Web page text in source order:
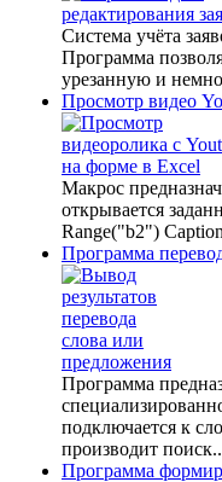
Система учёта
Программа
урезанную и
Просмотр видео
Макрос
открывается
Range("b2")
Программа
Программа
подключается к
производит
Программа